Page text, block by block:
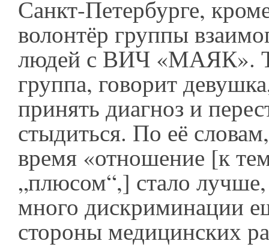
Санкт-Петербурге,
волонтёр группы
людей с ВИЧ «МАЯК».
группа, говорит
принять диагноз и
стыдиться. По её
время «отношение [к
„плюсом“,] стало лучше,
много дискриминации
стороны медицинских